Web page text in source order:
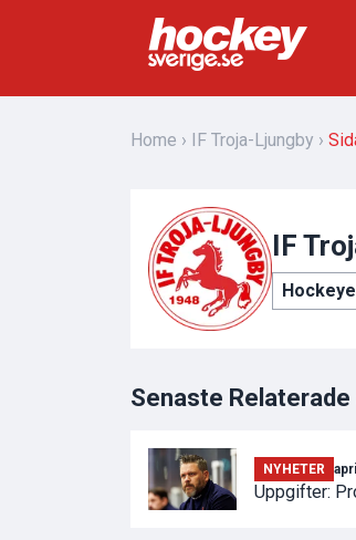
Home IF Troja-Ljungby
IF
Senaste
NYHETER
Uppgifter: